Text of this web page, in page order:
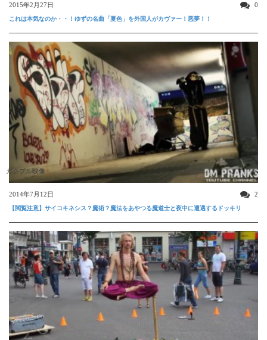
2015年2月27日 0
これは本気なのか・・！ゆずの名曲「夏色」を外国人がカヴァー！悪夢！！
ガクブル映像
2014年7月12日 2
【閲覧注意】サイコキネシス？魔術？魔法をあやつる魔道士と夜中に遭遇するドッキリ